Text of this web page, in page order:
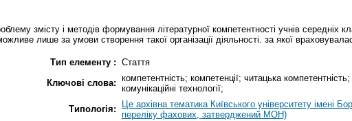
змісту і методів формування літературної компетентності учнів середніх
лише за умови створення такої організації діяльності. за якої
Тип елементу : Стаття
Ключові слова: компетентність; компетенції; читацька
комунікаційні технології;
Типологія:
Це архівна тематика Київського університету імені
переліку фахових, затверджений МОН)